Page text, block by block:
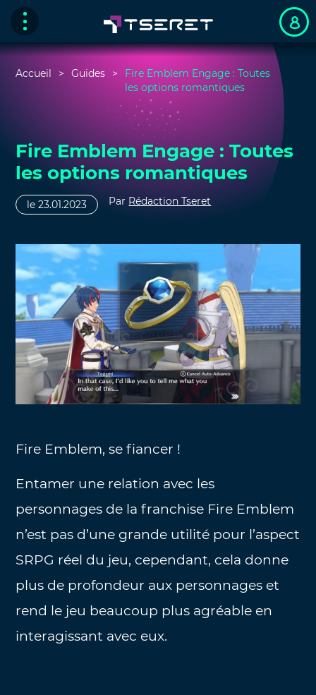
Accueil Guides
Fire Emblem Engage : Toutes
les options romantiques
Fire Emblem Engage : Toutes
les options romantiques
le 23.01.2023 Par Rédaction Tseret
Fire Emblem, se fiancer !
Entamer une relation avec les
personnages de la franchise Fire Emblem
n’est pas d’une grande utilité pour l’aspect
SRPG réel du jeu, cependant, cela donne
plus de profondeur aux personnages et
rend le jeu beaucoup plus agréable en
interagissant avec eux.